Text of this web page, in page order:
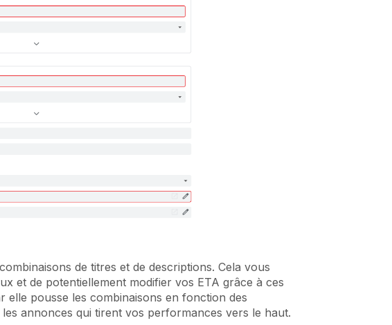
de titres et de descriptions. Cela vous
et de potentiellement modifier vos ETA grâce à ces
elle pousse les combinaisons en fonction des
annonces qui tirent vos performances vers le haut.